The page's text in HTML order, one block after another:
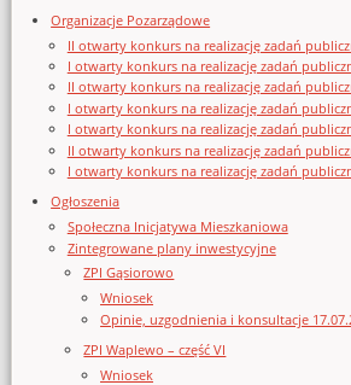
Organizacje Pozarządowe
II otwarty konkurs na realizację zadań
I otwarty konkurs na realizację zadań
II otwarty konkurs na realizację zadań
I otwarty konkurs na realizację zadań
I otwarty konkurs na realizację zadań
II otwarty konkurs na realizację zadań
I otwarty konkurs na realizację zadań
Ogłoszenia
Społeczna Inicjatywa Mieszkaniowa
Zintegrowane plany inwestycyjne
ZPI Gąsiorowo
Wniosek
Opinie, uzgodnienia i konsultacje
ZPI Waplewo – część VI
Wniosek